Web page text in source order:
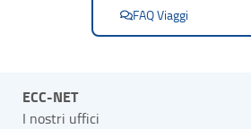
FAQ Viaggi
ECC-NET
I nostri uffici